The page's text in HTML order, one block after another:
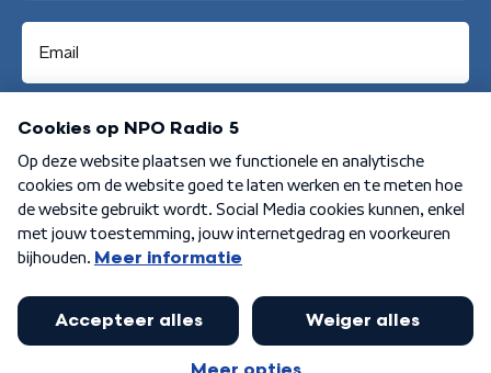
Aanmelden
Algemene voorwaarden